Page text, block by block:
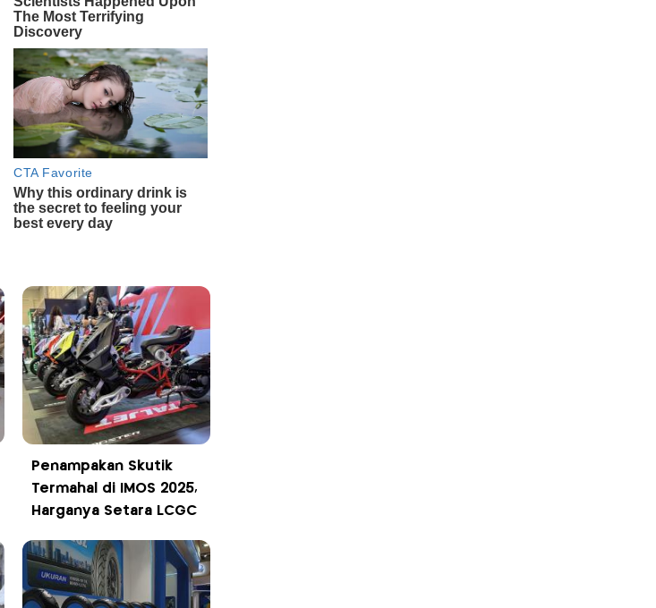
Penampakan Skutik
Termahal di IMOS 2025,
Harganya Setara LCGC